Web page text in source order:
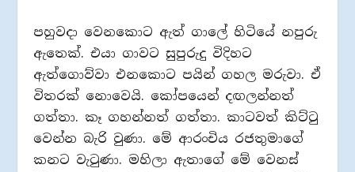
පහුවදා වෙනකොට ඇත් ගාලේ හිටියේ නපුරු
ඇතෙක්. එයා ගාවට සුපුරුදු විදිහට
ඇත්ගොව්වා එනකොට පයින් ගහල මරුවා. ඒ
විතරක් නොවෙයි. කෝපයෙන් දඟලන්නත්
ගත්තා. කෑ ගහන්නත් ගත්තා. කාටවත් කිට්ටු
වෙන්න බැරි වුණා. මේ ආරංචිය රජතුමාගේ
කනට වැටුණා. මහිලා ඇතාගේ මේ වෙනස්